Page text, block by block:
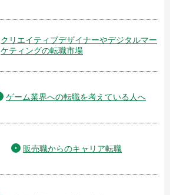
クリエイティブデザイナーやデジタルマー
ケティングの転職市場
ゲーム業界への転職を考えている人へ
販売職からのキャリア転職